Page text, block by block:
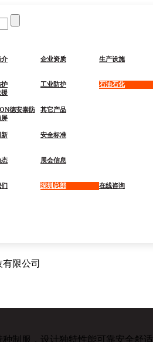
介 企业资质 生产设施
护 工业防护 石油石化
援
德安泰防
屏
其它产品
新 安全标准
态 展会信息
们 深圳总部 在线咨询
制服，设计独特性能可靠安全舒适